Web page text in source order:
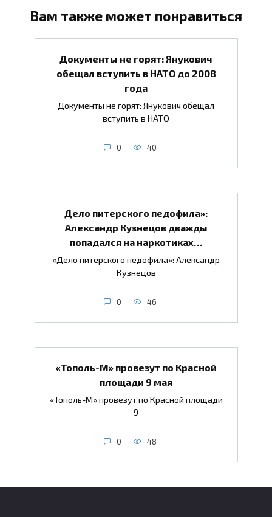
Вам также может понравиться
Документы не горят: Янукович
обещал вступить в НАТО до 2008
года
Документы не горят: Янукович обещал
вступить в НАТО
0 40
Дело питерского педофила»:
Александр Кузнецов дважды
попадался на наркотиках…
«Дело питерского педофила»: Александр
Кузнецов
0 46
«Тополь-М» провезут по Красной
площади 9 мая
«Тополь-М» провезут по Красной площади
9
0 48